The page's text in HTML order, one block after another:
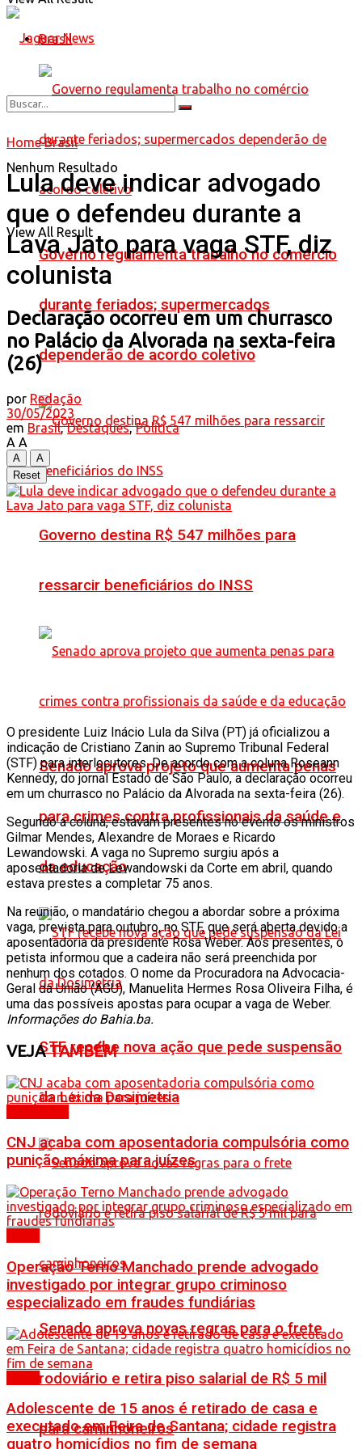
Brasil
Governo regulamenta trabalho no comércio
durante feriados; supermercados
dependerão de acordo coletivo
Governo destina R$ 547 milhões para
ressarcir beneficiários do INSS
Senado aprova projeto que aumenta penas
para crimes contra profissionais da saúde e
da educação
STF recebe nova ação que pede suspensão
da Lei da Dosimetria
Senado aprova novas regras para o frete
rodoviário e retira piso salarial de R$ 5 mil
para caminhoneiros
Nenhum Resultado
View All Result
Home Brasil
Lula deve indicar advogado
que o defendeu durante a
Lava Jato para vaga STF, diz
colunista
Declaração ocorreu em um churrasco
no Palácio da Alvorada na sexta-feira
(26)
por Redação
30/05/2023
em Brasil,Destaques,Política
A A
A
A
Reset
O presidente Luiz Inácio Lula da Silva (PT) já oficializou a
indicação de Cristiano Zanin ao Supremo Tribunal Federal
(STF) para interlocutores. De acordo com a coluna Roseann
Kennedy, do jornal Estado de São Paulo, a declaração ocorreu
em um churrasco no Palácio da Alvorada na sexta-feira (26).
Segundo a coluna, estavam presentes no evento os ministros
Gilmar Mendes, Alexandre de Moraes e Ricardo
Lewandowski. A vaga no Supremo surgiu após a
aposentadoria de Lewandowski da Corte em abril, quando
estava prestes a completar 75 anos.
Na reunião, o mandatário chegou a abordar sobre a próxima
vaga, prevista para outubro, no STF, que será aberta devido a
aposentadoria da presidente Rosa Weber. Aos presentes, o
petista informou que a cadeira não será preenchida por
nenhum dos cotados. O nome da Procuradora na Advocacia-
Geral da União (AGU), Manuelita Hermes Rosa Oliveira Filha, é
uma das possíveis apostas para ocupar a vaga de Weber.
Informações do Bahia.ba.
VEJATAMBÉM
CNJ acaba com aposentadoria compulsória como
punição máxima para juízes
Operação Terno Manchado prende advogado
investigado por integrar grupo criminoso
especializado em fraudes fundiárias
Adolescente de 15 anos é retirado de casa e
executado em Feira de Santana; cidade registra
quatro homicídios no fim de semana